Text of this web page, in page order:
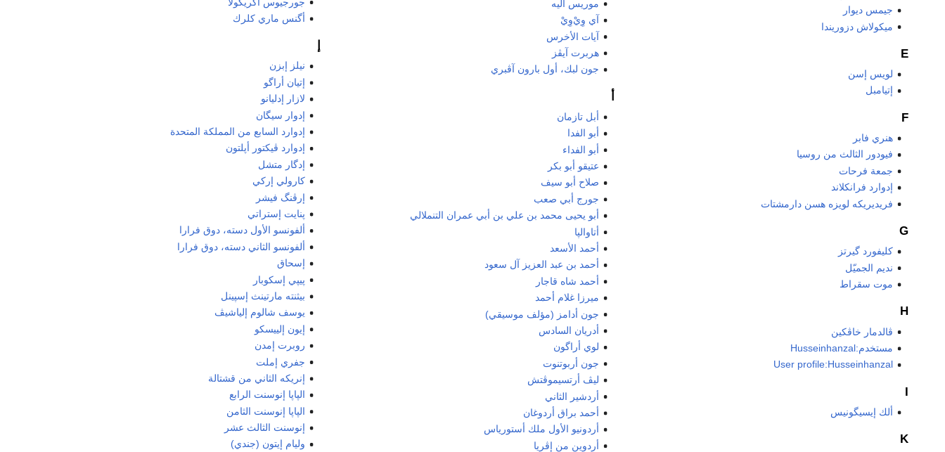
جيمس ديوار
ميكولاش دزوريندا
E
لويس إسن
إتيامبل
F
هنري فابر
فيودور الثالث من روسيا
جمعة فرحات
إدوارد فرانكلاند
فريديريكه لويزه هسن دارمشتات
G
كليفورد گيرتز
نديم الجميّل
موت سقراط
H
ڤالدمار خاڤكين
مستخدم:Husseinhanzal
User profile:Husseinhanzal
I
ألك إيسيگونيس
K
موريس آليه
آي وِيْ‌وِيْ
آيات الأخرس
هربرت آيڤز
جون لبك، أول بارون آڤبري
أبل تازمان
أبو الفدا
أبو الفداء
عتيقو أبو بكر
صلاح أبو سيف
جورج أبي صعب
أبو يحيى محمد بن علي بن أبي عمران التنملالي
أتاوالپا
أحمد الأسعد
أحمد بن عبد العزيز آل سعود
أحمد شاه قاجار
ميرزا غلام أحمد
جون أدامز (مؤلف موسيقي)
أدريان السادس
لوي أراگون
جون أربوتنوت
ليڤ أرتسيموڤتش
أردشير الثاني
أحمد براق أردوغان
أردونيو الأول ملك أستورياس
أردوين من إڤريا
أگنس ماري كلرك
إ
نيلز إبزن
إتيان أراگو
لازار إدليانو
إدوار سيگان
إدوارد السابع من المملكة المتحدة
إدوارد ڤيكتور أپلتون
إدگار متشل
كارولي إركي
إرڤنگ فيشر
پنايت إستراتي
ألفونسو الأول دسته، دوق فرارا
ألفونسو الثاني دسته، دوق فرارا
إسحاق
پيپي إسكوبار
بيثنته مارتينث إسپينل
يوسف شالوم إلياشيڤ
إيون إلييسكو
روبرت إمدن
جفري إملت
إنريكه الثاني من قشتالة
الپاپا إنوسنت الرابع
الپاپا إنوسنت الثامن
إنوسنت الثالث عشر
وليام إيتون (جندي)